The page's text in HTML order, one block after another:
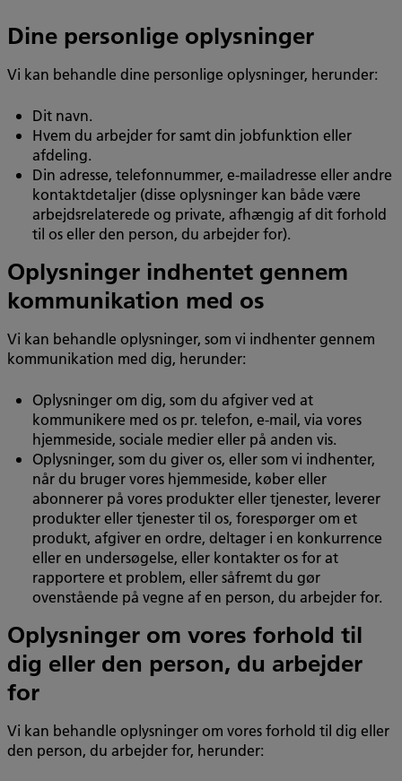
Dine personlige oplysninger
Vi kan behandle dine personlige oplysninger, herunder:
Dit navn.
Hvem du arbejder for samt din jobfunktion eller
afdeling.
Din adresse, telefonnummer, e-mailadresse eller andre
kontaktdetaljer (disse oplysninger kan både være
arbejdsrelaterede og private, afhængig af dit forhold
til os eller den person, du arbejder for).
Oplysninger indhentet gennem
kommunikation med os
Vi kan behandle oplysninger, som vi indhenter gennem
kommunikation med dig, herunder:
Oplysninger om dig, som du afgiver ved at
kommunikere med os pr. telefon, e-mail, via vores
hjemmeside, sociale medier eller på anden vis.
Oplysninger, som du giver os, eller som vi indhenter,
når du bruger vores hjemmeside, køber eller
abonnerer på vores produkter eller tjenester, leverer
produkter eller tjenester til os, forespørger om et
produkt, afgiver en ordre, deltager i en konkurrence
eller en undersøgelse, eller kontakter os for at
rapportere et problem, eller såfremt du gør
ovenstående på vegne af en person, du arbejder for.
Oplysninger om vores forhold til
dig eller den person, du arbejder
for
Vi kan behandle oplysninger om vores forhold til dig eller
den person, du arbejder for, herunder: